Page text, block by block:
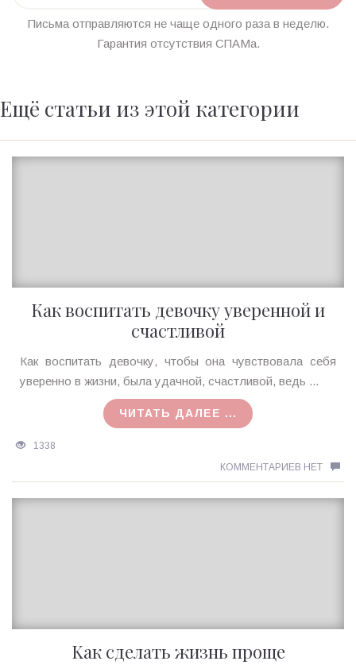
Письма отправляются не чаще одного раза в неделю.
Гарантия отсутствия СПАМа.
Ещё статьи из этой категории
Как воспитать девочку уверенной и
счастливой
Ирина
MagicTantra
Как воспитать девочку, чтобы она чувствовала себя
уверенно в жизни, была удачной, счастливой, ведь ...
ЧИТАТЬ ДАЛЕЕ ...
1338
КОММЕНТАРИЕВ НЕТ
Kак сделать жизнь проще